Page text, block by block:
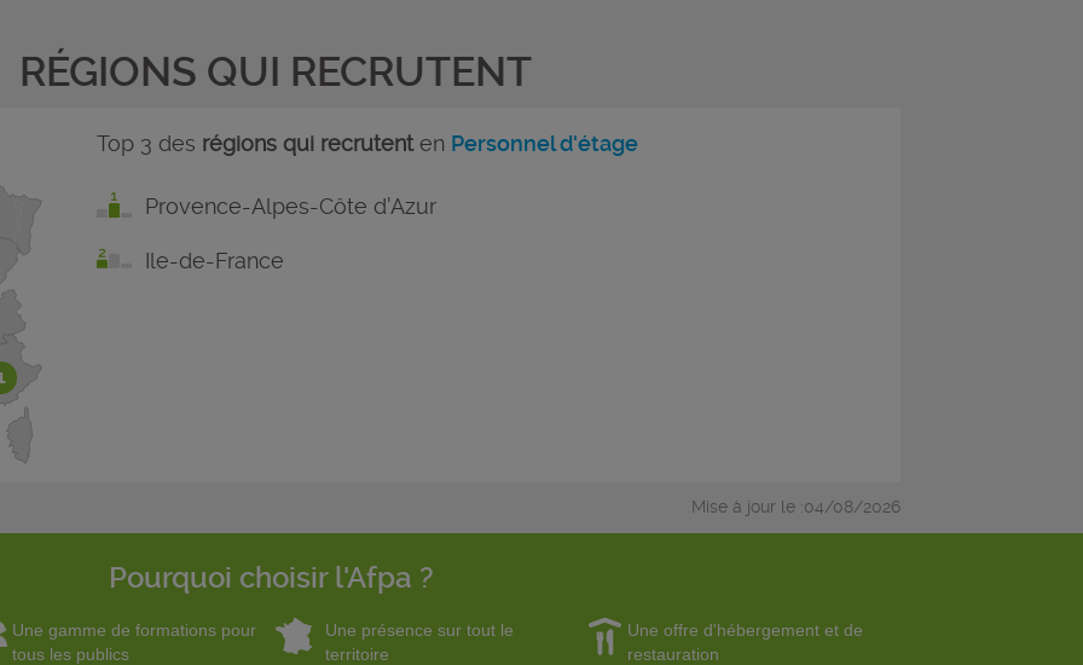
RÉGIONS QUI RECRUTENT
Top 3 des régions qui recrutenten Personnel d'étage
Provence-Alpes-Côte d'Azur
Ile-de-France
Mise à jour le :04/08/2026
Pourquoi choisir l'Afpa ?
Une gamme de formations pour
tous les publics
Une présence sur tout le
territoire
Une offre d'hébergement et de
restauration